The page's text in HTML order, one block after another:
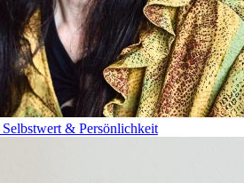
Selbstwert & Persönlichkeit